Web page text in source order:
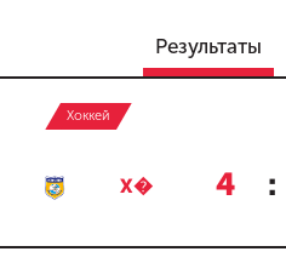
Результаты
Хоккей
Х� 4 :